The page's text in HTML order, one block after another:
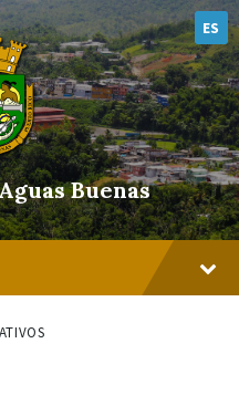
ES
Buenas